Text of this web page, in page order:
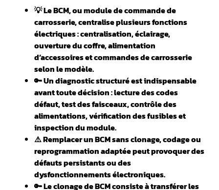
💡 Le BCM, ou module de commande de
carrosserie, centralise plusieurs fonctions
électriques : centralisation, éclairage,
ouverture du coffre, alimentation
d’accessoires et commandes de carrosserie
selon le modèle.
🔑 Un diagnostic structuré est indispensable
avant toute décision : lecture des codes
défaut, test des faisceaux, contrôle des
alimentations, vérification des fusibles et
inspection du module.
⚠️ Remplacer un BCM sans clonage, codage ou
reprogrammation adaptée peut provoquer des
défauts persistants ou des
dysfonctionnements électroniques.
🔑 Le clonage de BCM consiste à transférer les